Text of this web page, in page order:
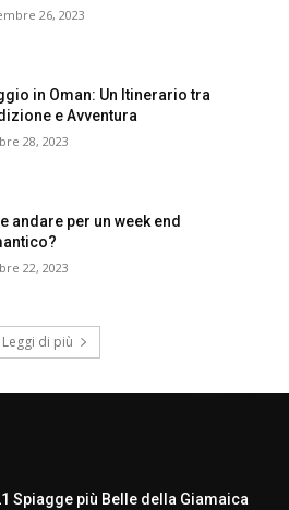
26, 2023
in Oman: Un Itinerario tra
e Avventura
28, 2023
andare per un week end
22, 2023
Leggi di più
Spiagge più Belle della Giamaica